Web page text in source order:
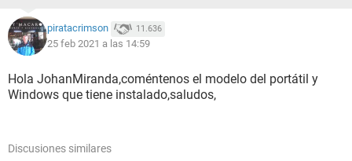
piratacrimson 11.636
25 feb 2021 a las 14:59
Hola JohanMiranda,coméntenos el modelo del portátil y
Windows que tiene instalado,saludos,
Discusiones similares